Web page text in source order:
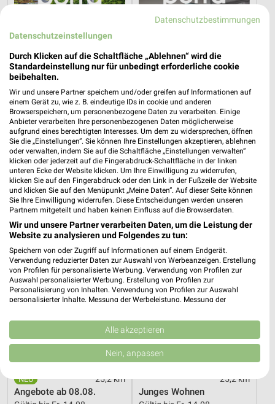
14,7 km
Gartenmöbel 2026
Gültig 2026
14,7 km
Super Sale
Gültig bis Sa. 22.08.
XXXLutz
25,2 km
Angebote ab 08.08.
XXXLutz
25,2 km
Junges Wohnen
Datenschutzbestimmungen
Datenschutzeinstellungen
Durch Klicken auf die Schaltfläche „Ablehnen“ wird die
Standardeinstellung nur für unbedingt erforderliche cookie
beibehalten.
Wir und unsere Partner speichern und/oder greifen auf Informationen auf
einem Gerät zu, wie z. B. eindeutige IDs in cookie und anderen
Browserspeichern, um personenbezogene Daten zu verarbeiten. Einige
Anbieter verarbeiten Ihre personenbezogenen Daten möglicherweise
aufgrund eines berechtigten Interesses. Um dem zu widersprechen, öffnen
Sie die „Einstellungen“. Sie können Ihre Einstellungen akzeptieren, ablehnen
oder verwalten, indem Sie auf die Schaltfläche „Einstellungen verwalten“
klicken oder jederzeit auf die Fingerabdruck-Schaltfläche in der linken
unteren Ecke der Website klicken. Um Ihre Einwilligung zu widerrufen,
klicken Sie auf den Fingerabdruck oder den Link in der Fußzeile der Website
und klicken Sie auf den Menüpunkt „Meine Daten“. Auf dieser Seite können
Sie Ihre Einwilligung widerrufen. Diese Entscheidungen werden unseren
Partnern mitgeteilt und haben keinen Einfluss auf die Browserdaten.
Wir und unsere Partner verarbeiten Daten, um die Leistung der
Website zu analysieren und Folgendes zu tun:
Speichern von oder Zugriff auf Informationen auf einem Endgerät.
Verwendung reduzierter Daten zur Auswahl von Werbeanzeigen. Erstellung
von Profilen für personalisierte Werbung. Verwendung von Profilen zur
Auswahl personalisierter Werbung. Erstellung von Profilen zur
Personalisierung von Inhalten. Verwendung von Profilen zur Auswahl
personalisierter Inhalte. Messung der Werbeleistung. Messung der
Kombinationen von Daten aus verschiedenen Quellen. Entwicklung und
Verbesserung der Angebote. Verwendung reduzierter Daten zur Auswahl
von Inhalten.
Daten können außerhalb der Europäischen Union weitergegeben und in die
USA gesendet werden.
Website/App.
Partnerliste anzeigen (1 IAB-Anbieter)
Alle akzeptieren
Nein, anpassen